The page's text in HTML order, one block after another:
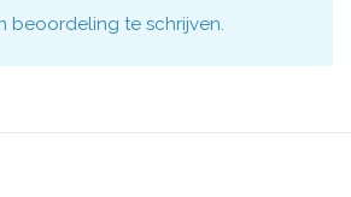
beoordeling te schrijven.